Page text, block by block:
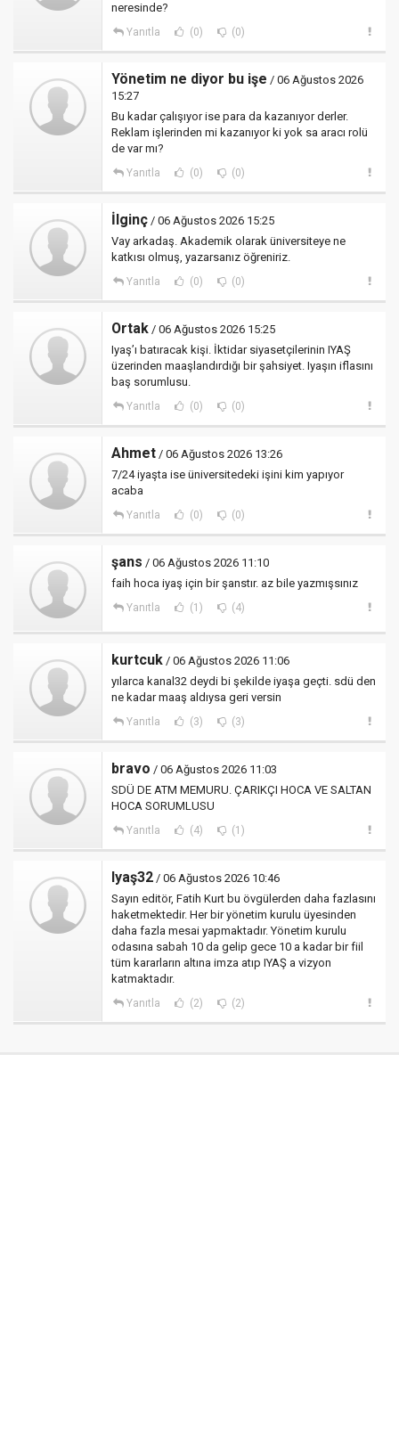
neresinde?
Yanıtla (0) (0)
Yönetim ne diyor bu işe / 06 Ağustos 2026
15:27
Bu kadar çalışıyor ise para da kazanıyor derler.
Reklam işlerinden mi kazanıyor ki yok sa aracı rolü
de var mı?
Yanıtla (0) (0)
İlginç / 06 Ağustos 2026 15:25
Vay arkadaş. Akademik olarak üniversiteye ne
katkısı olmuş, yazarsanız öğreniriz.
Yanıtla (0) (0)
Ortak / 06 Ağustos 2026 15:25
Iyaş’ı batıracak kişi. İktidar siyasetçilerinin IYAŞ
üzerinden maaşlandırdığı bir şahsiyet. Iyaşın iflasını
baş sorumlusu.
Yanıtla (0) (0)
Ahmet / 06 Ağustos 2026 13:26
7/24 iyaşta ise üniversitedeki işini kim yapıyor
acaba
Yanıtla (0) (0)
şans / 06 Ağustos 2026 11:10
faih hoca iyaş için bir şanstır. az bile yazmışsınız
Yanıtla (1) (4)
kurtcuk / 06 Ağustos 2026 11:06
yılarca kanal32 deydi bi şekilde iyaşa geçti. sdü den
ne kadar maaş aldıysa geri versin
Yanıtla (3) (3)
bravo / 06 Ağustos 2026 11:03
SDÜ DE ATM MEMURU. ÇARIKÇI HOCA VE SALTAN
HOCA SORUMLUSU
Yanıtla (4) (1)
Iyaş32 / 06 Ağustos 2026 10:46
Sayın editör, Fatih Kurt bu övgülerden daha fazlasını
haketmektedir. Her bir yönetim kurulu üyesinden
daha fazla mesai yapmaktadır. Yönetim kurulu
odasına sabah 10 da gelip gece 10 a kadar bir fiil
tüm kararların altına imza atıp IYAŞ a vizyon
katmaktadır.
Yanıtla (2) (2)